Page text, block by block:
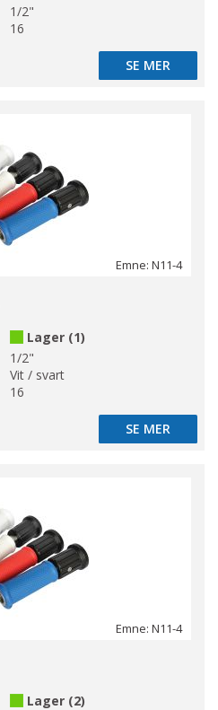
1/2"
16
SE MER
SE MER
Emne: N11-4
Lager (1)
1/2"
Vit / svart
16
SE MER
SE MER
Emne: N11-4
Lager (2)